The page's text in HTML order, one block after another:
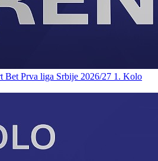
Bet Prva liga Srbije 2026/27 1. Kolo